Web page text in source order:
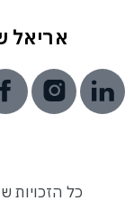
אריאל שרון 4,
כל הזכויות